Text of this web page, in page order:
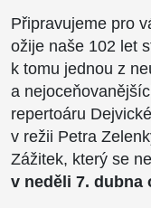
Připravujeme pro
ožije naše 102 let
k tomu jednou z
a
repertoáru
v režii Petra
Zážitek, který se
v neděli 7. dubna